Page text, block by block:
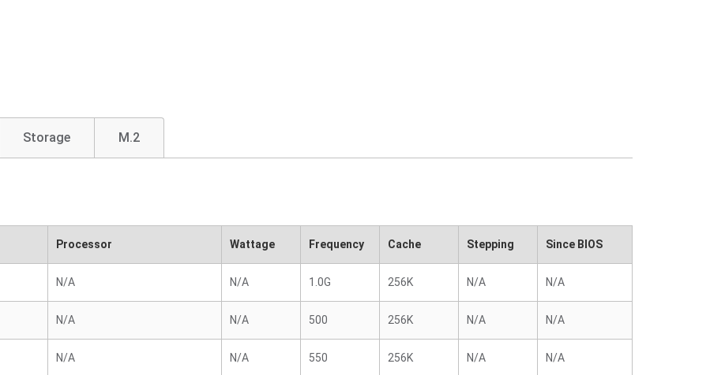
Storage M.2
Processor Wattage Frequency Cache Stepping Since BIOS
N/A N/A 1.0G 256K N/A N/A
N/A N/A 500 256K N/A N/A
N/A N/A 550 256K N/A N/A